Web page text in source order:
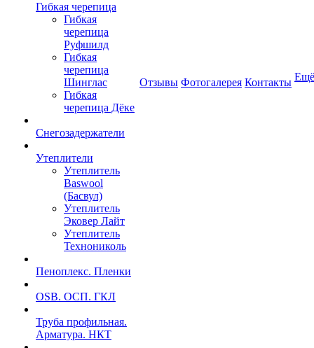
Гибкая черепица
Гибкая
черепица
Руфшилд
Гибкая
черепица
Шинглас
Гибкая
черепица Дёке
Снегозадержатели
Утеплители
Утеплитель
Baswool
(Басвул)
Утеплитель
Эковер Лайт
Утеплитель
Технониколь
Пеноплекс. Пленки
OSB. ОСП. ГКЛ
Труба профильная.
Арматура. НКТ
Отзывы Фотогалерея Контакты Ещё